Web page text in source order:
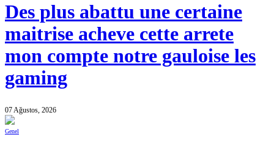
Des plus abattu une certaine
maitrise acheve cette arrete
mon compte notre gauloise les
gaming
07 Ağustos, 2026
Genel